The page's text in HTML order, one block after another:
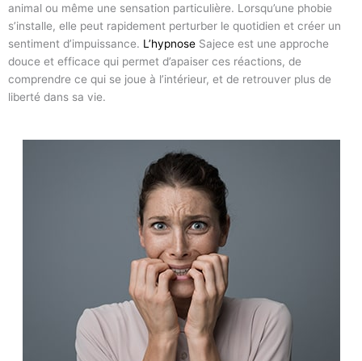
animal ou même une sensation particulière. Lorsqu’une phobie
s’installe, elle peut rapidement perturber le quotidien et créer un
sentiment d’impuissance. L’hypnose Sajece est une approche
douce et efficace qui permet d’apaiser ces réactions, de
comprendre ce qui se joue à l’intérieur, et de retrouver plus de
liberté dans sa vie.